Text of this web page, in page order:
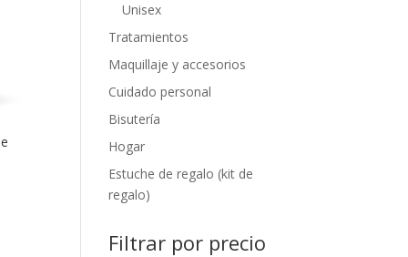
Unisex
Tratamientos
Maquillaje y accesorios
Cuidado personal
Bisutería
Hogar
Estuche de regalo (kit de
regalo)
Filtrar por precio